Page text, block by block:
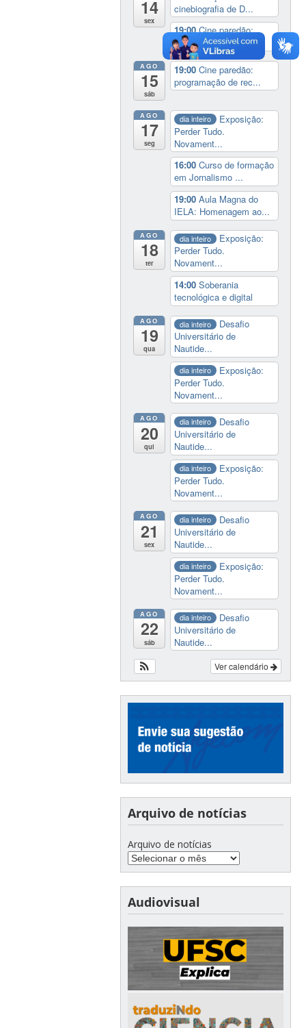
14
sex
cinebiografia de D...
19:00Cine paredão:
programação de rec...
AGO
15
sáb
19:00Cine paredão:
programação de rec...
AGO
17
seg
dia inteiro
Exposição:
Perder Tudo.
Novament...
16:00Curso de formação
em Jornalismo ...
19:00Aula Magna do
IELA: Homenagem ao...
AGO
18
ter
dia inteiro
Exposição:
Perder Tudo.
Novament...
14:00Soberania
tecnológica e digital
AGO
19
qua
dia inteiro
Desafio
Universitário de
Nautide...
dia inteiro
Exposição:
Perder Tudo.
Novament...
AGO
20
qui
dia inteiro
Desafio
Universitário de
Nautide...
dia inteiro
Exposição:
Perder Tudo.
Novament...
AGO
21
sex
dia inteiro
Desafio
Universitário de
Nautide...
dia inteiro
Exposição:
Perder Tudo.
Novament...
AGO
22
sáb
dia inteiro
Desafio
Universitário de
Nautide...
Ver calendário
Arquivo de notícias
Arquivo de notícias
Audiovisual